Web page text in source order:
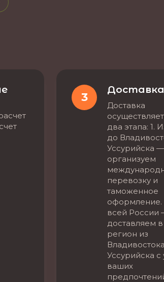
3
Доставка
Доставка
два этапа: 1.
до
Уссурийска —
организуем
перевозку и
таможенное
оформление.
всей России
доставляем
регион из
Уссурийска с
ваших